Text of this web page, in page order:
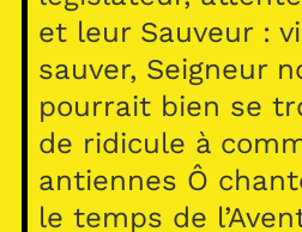
et leur Sauveur :
sauver, Seigneur
pourrait bien se
de ridicule à
antiennes Ô
le temps de